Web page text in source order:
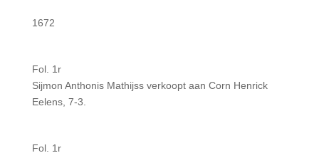
1672
Fol. 1r
Sijmon Anthonis Mathijss verkoopt aan Corn Henrick
Eelens, 7-3.
Fol. 1r